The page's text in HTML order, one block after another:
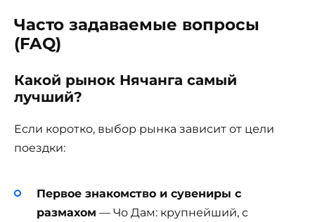
Часто задаваемые вопросы
(FAQ)
Какой рынок Нячанга самый
лучший?
Если коротко, выбор рынка зависит от цели
поездки:
Первое знакомство и сувениры с
размахом — Чо Дам: крупнейший, с